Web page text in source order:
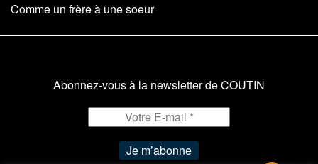
Comme un frère à une soeur
Abonnez-vous à la newsletter de COUTIN